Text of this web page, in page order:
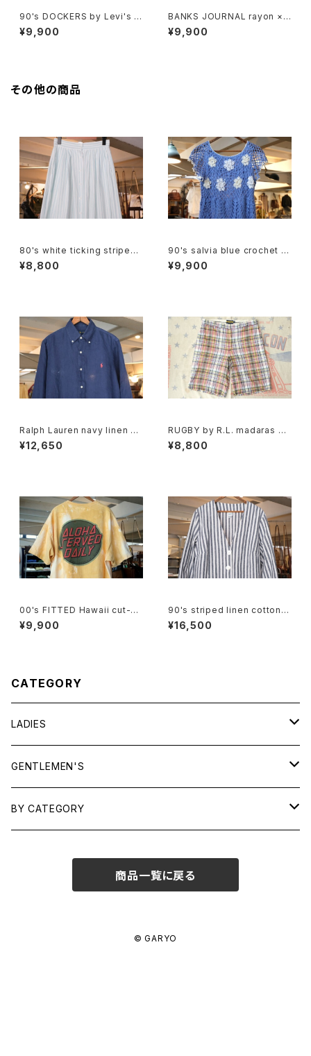
90's DOCKERS by Levi's m
ulti-stripe and botanical S
hirt
¥9,900
BANKS JOURNAL rayon ×li
nen open-collar Shirt
¥9,900
その他の商品
80's white ticking striped
cotton flared Skirt
¥8,800
90's salvia blue crochet b
abydoll Top
¥9,900
Ralph Lauren navy linen B.
D. Shirt
¥12,650
RUGBY by R.L. madaras pl
aid cotton Shorts
¥8,800
00's FITTED Hawaii cut-of
f tie-dye Tee
¥9,900
90's striped linen cotton V
-neck Jacket
¥16,500
CATEGORY
LADIES
TOPS
SHIRTS
OUTERWEAR
GENTLEMEN'S
TOPS
BY CATEGORY
商品一覧に戻る
© GARYO